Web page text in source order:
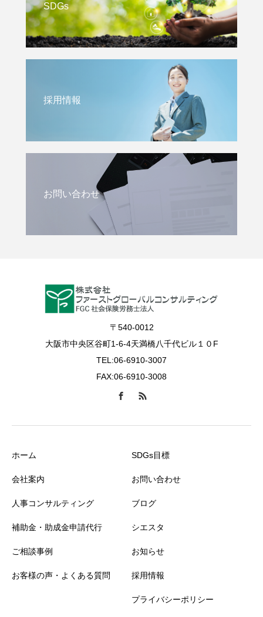
SDGs
採用情報
お問い合わせ
〒540-0012
大阪市中央区谷町1-6-4天満橋八千代ビル１０F
TEL:06-6910-3007
FAX:06-6910-3008
ホーム
会社案内
人事コンサルティング
補助金・助成金申請代行
ご相談事例
お客様の声・よくある質問
SDGs目標
お問い合わせ
ブログ
シエスタ
お知らせ
採用情報
プライバシーポリシー